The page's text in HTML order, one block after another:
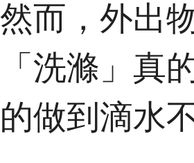
而，外出
洗滌」真
做到滴水